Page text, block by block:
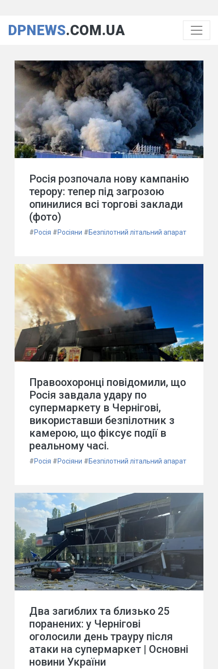
DPNEWS.COM.UA
Росія розпочала нову кампанію
терору: тепер під загрозою
опинилися всі торгові заклади
(фото)
#Росія #Росіяни #Безпілотний літальний апарат
Правоохоронці повідомили, що
Росія завдала удару по
супермаркету в Чернігові,
використавши безпілотник з
камерою, що фіксує події в
реальному часі.
#Росія #Росіяни #Безпілотний літальний апарат
Два загиблих та близько 25
поранених: у Чернігові
оголосили день трауру після
атаки на супермаркет | Основні
новини України